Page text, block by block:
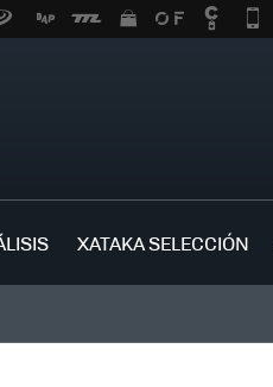
XATAKA SELECCIÓN